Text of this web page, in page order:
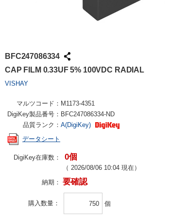
BFC247086334
CAP FILM 0.33UF 5% 100VDC RADIAL
VISHAY
マルツコード： M1173-4351
DigiKey製品番号： BFC247086334-ND
品質ランク： A(DigiKey)
データシート
DigiKey在庫数： 0個
（ 2026/08/06 10:04 現在）
納期： 要確認
購入数量 個